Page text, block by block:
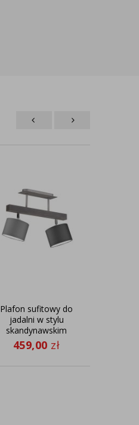
Plafon sufitowy do
jadalni w stylu
skandynawskim
EPIR 2 punktowy
szary z regulacją
459,00 zł